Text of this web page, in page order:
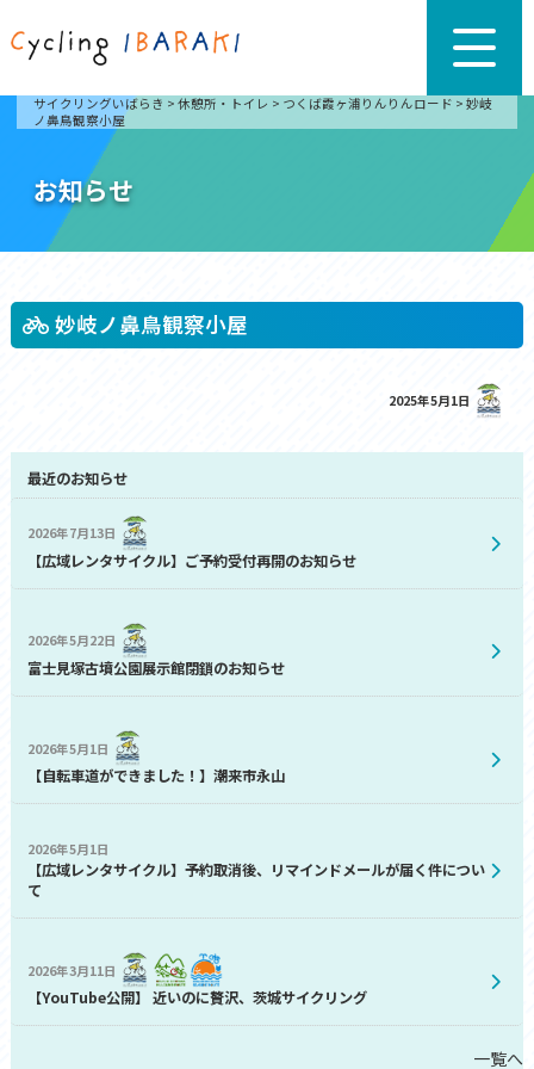
サイクリングいばらき > 休憩所・トイレ > つくば霞ヶ浦りんりんロード > 妙岐
ノ鼻鳥観察小屋
お知らせ
妙岐ノ鼻鳥観察小屋
2025年5月1日
最近のお知らせ
2026年7月13日
【広域レンタサイクル】ご予約受付再開のお知らせ
2026年5月22日
富士見塚古墳公園展示館閉鎖のお知らせ
2026年5月1日
【自転車道ができました！】潮来市永山
2026年5月1日
【広域レンタサイクル】予約取消後、リマインドメールが届く件につい
て
2026年3月11日
【YouTube公開】 近いのに贅沢、茨城サイクリング
一覧へ